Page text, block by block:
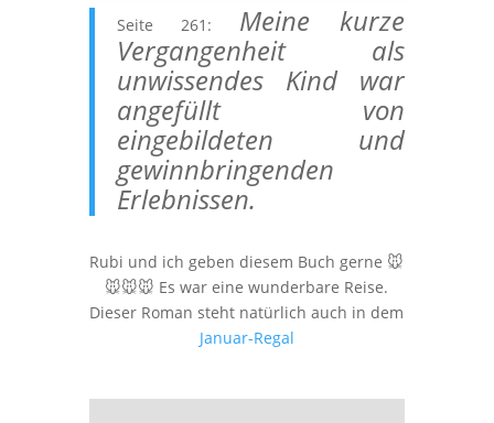
Seite 261: Meine kurze
Vergangenheit als
unwissendes Kind war
angefüllt von
eingebildeten und
gewinnbringenden
Erlebnissen.
Rubi und ich geben diesem Buch gerne 🐭
🐭🐭🐭 Es war eine wunderbare Reise.
Dieser Roman steht natürlich auch in dem
Januar-Regal